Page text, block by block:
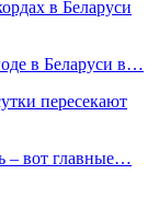
в Беларуси
в Беларуси в…
пересекают
– вот главные…